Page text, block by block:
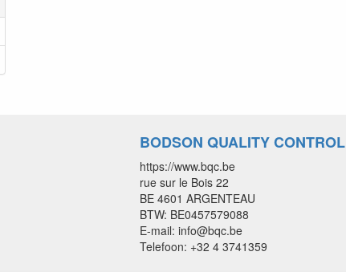
BODSON QUALITY CONTROL
https://www.bqc.be
rue sur le Bois 22
BE 4601 ARGENTEAU
BTW: BE0457579088
E-mail: info@bqc.be
Telefoon: +32 4 3741359